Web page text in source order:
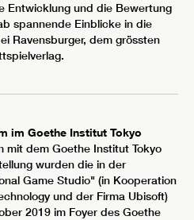
Entwicklung und die Bewertung
spannende Einblicke in die
Ravensburger, dem grössten
im Goethe Institut Tokyo
mit dem Goethe Institut Tokyo
wurden die in der
Game Studio" (in Kooperation
und der Firma Ubisoft)
2019 im Foyer des Goethe